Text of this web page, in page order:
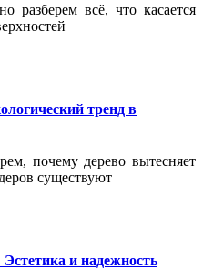
разберем всё, что касается
тренд в
почему дерево вытесняет
существуют
и надежность